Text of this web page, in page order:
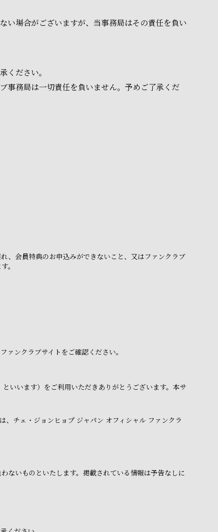
い場合がございますが、当事務局はその責任を負い
ください。
事務局は一切責任を負いません。予めご了承くだ
、会員特典のお申込みができないこと、又はファンクラブ
。
ンクラブサイトをご確認ください。
います）をご利用いただきありがとうございます。本サ
、チェ・ジョンヒョプ ジャパン オフィシャル ファンクラ
ないものといたします。掲載されている情報は予告なしに